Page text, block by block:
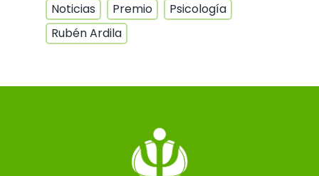
Noticias
Premio
Psicología
Rubén Ardila